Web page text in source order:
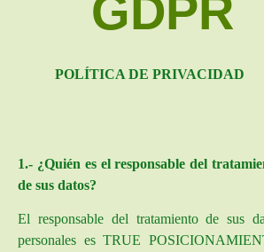
GDPR​
POLÍTICA DE PRIVACIDAD
1.- ¿Quién es el responsable del
de sus datos?
El responsable del tratamiento de sus
personales esTRUE